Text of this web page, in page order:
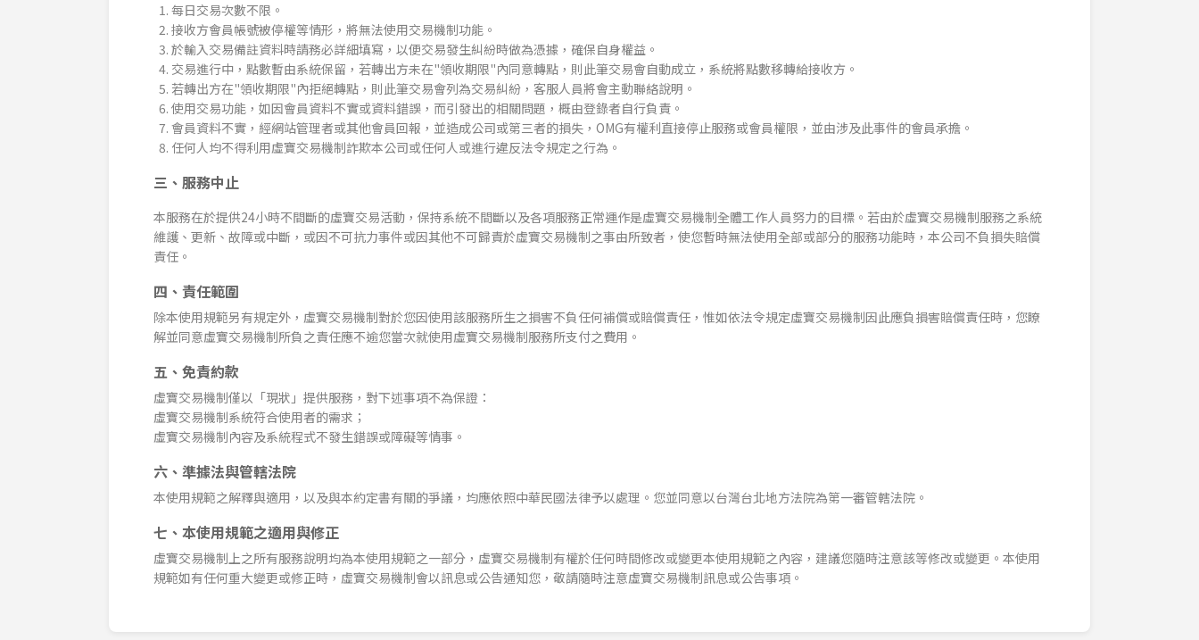
每日交易次數不限。
接收方會員帳號被停權等情形，將無法使用交易機制功能。
於輸入交易備註資料時請務必詳細填寫，以便交易發生糾紛時做為憑據，確保自身權益。
交易進行中，點數暫由系統保留，若轉出方未在"領收期限"內同意轉點，則此筆交易會自動成立，系統將點數移轉給接收方。
若轉出方在"領收期限"內拒絕轉點，則此筆交易會列為交易糾紛，客服人員將會主動聯絡說明。
使用交易功能，如因會員資料不實或資料錯誤，而引發出的相關問題，概由登錄者自行負責。
會員資料不實，經網站管理者或其他會員回報，並造成公司或第三者的損失，OMG有權利直接停止服務或會員權限，並由涉及此事件的會員承擔。
任何人均不得利用虛寶交易機制詐欺本公司或任何人或進行違反法令規定之行為。
三、服務中止
本服務在於提供24小時不間斷的虛寶交易活動，保持系統不間斷以及各項服務正常運作是虛寶交易機制全體工作人員努力的目標。若由於虛寶交易機制服務之系統
維護、更新、故障或中斷，或因不可抗力事件或因其他不可歸責於虛寶交易機制之事由所致者，使您暫時無法使用全部或部分的服務功能時，本公司不負損失賠償
責任。
四、責任範圍
除本使用規範另有規定外，虛寶交易機制對於您因使用該服務所生之損害不負任何補償或賠償責任，惟如依法令規定虛寶交易機制因此應負損害賠償責任時，您瞭
解並同意虛寶交易機制所負之責任應不逾您當次就使用虛寶交易機制服務所支付之費用。
五、免責約款
虛寶交易機制僅以「現狀」提供服務，對下述事項不為保證：
虛寶交易機制系統符合使用者的需求；
虛寶交易機制內容及系統程式不發生錯誤或障礙等情事。
六、準據法與管轄法院
本使用規範之解釋與適用，以及與本約定書有關的爭議，均應依照中華民國法律予以處理。您並同意以台灣台北地方法院為第一審管轄法院。
七、本使用規範之適用與修正
虛寶交易機制上之所有服務說明均為本使用規範之一部分，虛寶交易機制有權於任何時間修改或變更本使用規範之內容，建議您隨時注意該等修改或變更。本使用
規範如有任何重大變更或修正時，虛寶交易機制會以訊息或公告通知您，敬請隨時注意虛寶交易機制訊息或公告事項。
關
閉
視
窗，
以
避
敗！
Transferring
data…
close
the